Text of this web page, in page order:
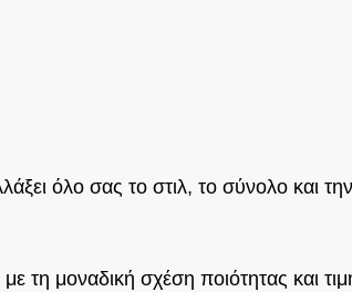
όλο σας το στιλ, το σύνολο και
με τη μοναδική σχέση ποιότητας και